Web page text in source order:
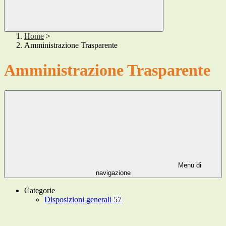
Home >
Amministrazione Trasparente
Amministrazione Trasparente
Menu di
navigazione
Categorie
Disposizioni generali 57